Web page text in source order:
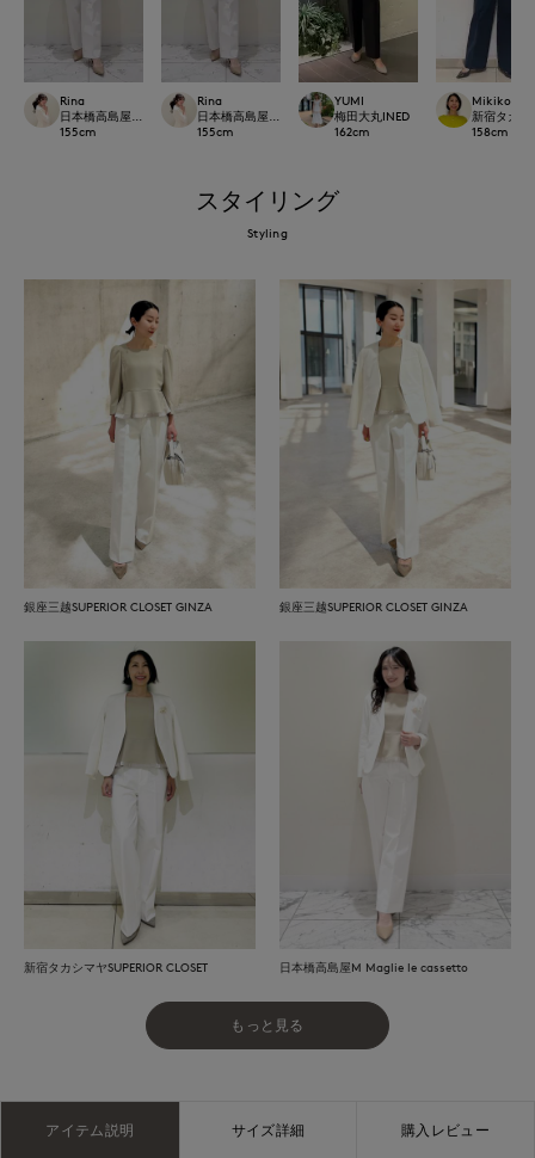
Rina
日本橋高島屋M Maglie le cassetto
155cm
Rina
日本橋高島屋M Maglie le cassetto
155cm
YUMI
梅田大丸INED
162cm
Mikiko
新宿タカシ
158cm
スタイリング
Styling
銀座三越SUPERIOR CLOSET GINZA 銀座三越SUPERIOR CLOSET GINZA
新宿タカシマヤSUPERIOR CLOSET 日本橋高島屋M Maglie le cassetto
もっと見る
アイテム説明 サイズ詳細 購入レビュー